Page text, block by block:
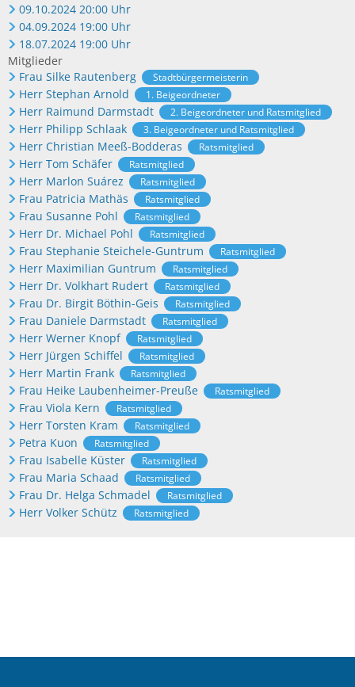
09.10.2024 20:00 Uhr
04.09.2024 19:00 Uhr
18.07.2024 19:00 Uhr
Mitglieder
Frau Silke Rautenberg
Stadtbürgermeisterin
Herr Stephan Arnold 1. Beigeordneter
Herr Raimund Darmstadt 2. Beigeordneter und Ratsmitglied
Herr Philipp Schlaak 3. Beigeordneter und Ratsmitglied
Herr Christian Meeß-Bodderas Ratsmitglied
Herr Tom Schäfer Ratsmitglied
Herr Marlon Suárez Ratsmitglied
Frau Patricia Mathäs Ratsmitglied
Frau Susanne Pohl Ratsmitglied
Herr Dr. Michael Pohl Ratsmitglied
Frau Stephanie Steichele-Guntrum Ratsmitglied
Herr Maximilian Guntrum Ratsmitglied
Herr Dr. Volkhart Rudert Ratsmitglied
Frau Dr. Birgit Böthin-Geis Ratsmitglied
Frau Daniele Darmstadt Ratsmitglied
Herr Werner Knopf Ratsmitglied
Herr Jürgen Schiffel Ratsmitglied
Herr Martin Frank Ratsmitglied
Frau Heike Laubenheimer-Preuße Ratsmitglied
Frau Viola Kern Ratsmitglied
Herr Torsten Kram Ratsmitglied
Petra Kuon Ratsmitglied
Frau Isabelle Küster Ratsmitglied
Frau Maria Schaad Ratsmitglied
Frau Dr. Helga Schmadel Ratsmitglied
Herr Volker Schütz Ratsmitglied